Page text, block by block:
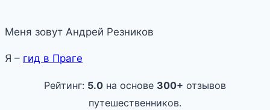
Меня зовут Андрей Резников
Я – гид в Праге
Рейтинг: 5.0 на основе 300+ отзывов
путешественников.